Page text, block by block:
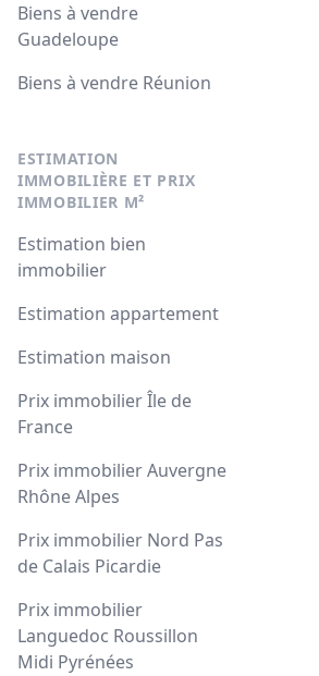
Biens à vendre
Guadeloupe
Biens à vendre Réunion
ESTIMATION
IMMOBILIÈRE ET PRIX
IMMOBILIER M²
Estimation bien
immobilier
Estimation appartement
Estimation maison
Prix immobilier Île de
France
Prix immobilier Auvergne
Rhône Alpes
Prix immobilier Nord Pas
de Calais Picardie
Prix immobilier
Languedoc Roussillon
Midi Pyrénées